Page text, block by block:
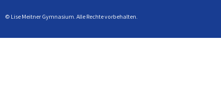
© Lise Meitner Gymnasium. Alle Rechte vorbehalten.